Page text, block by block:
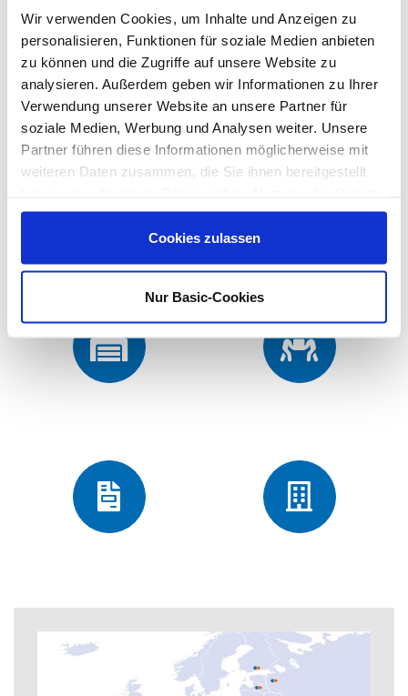
Wir verwenden Cookies, um Inhalte und Anzeigen zu
personalisieren, Funktionen für soziale Medien anbieten
zu können und die Zugriffe auf unsere Website zu
analysieren. Außerdem geben wir Informationen zu Ihrer
Verwendung unserer Website an unsere Partner für
soziale Medien, Werbung und Analysen weiter. Unsere
Partner führen diese Informationen möglicherweise mit
weiteren Daten zusammen, die Sie ihnen bereitgestellt
gesammelt haben.
Cookies zulassen
Nur Basic-Cookies